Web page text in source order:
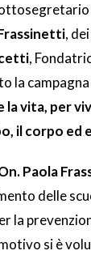
,
,
la
la vita, per
il corpo ed
Paola
delle
la
si è